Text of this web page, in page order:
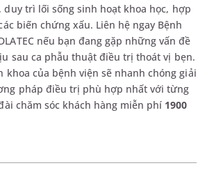
trì lối sống sinh hoạt khoa học, hợp
biến chứng xấu. Liên hệ ngay Bệnh
nếu bạn đang gặp những vấn đề
sau ca phẫu thuật điều trị thoát vị bẹn.
khoa của bệnh viện sẽ nhanh chóng giải
pháp điều trị phù hợp nhất với từng
chăm sóc khách hàng miễn phí 1900